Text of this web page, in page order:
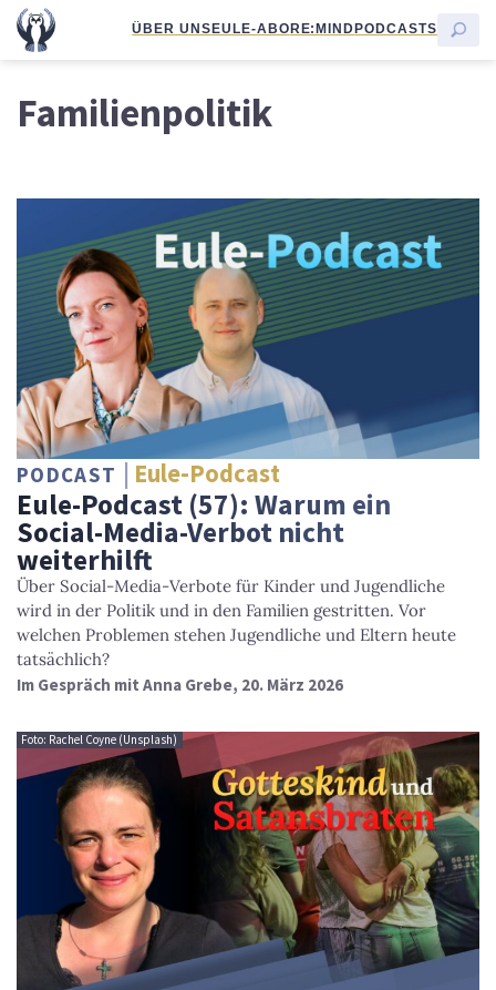
ÜBER UNSEULE-ABORE:MINDPODCASTS
Familienpolitik
PODCAST Eule-Podcast
Eule-Podcast (57): Warum ein
Social-Media-Verbot nicht
weiterhilft
Über Social-Media-Verbote für Kinder und Jugendliche
wird in der Politik und in den Familien gestritten. Vor
welchen Problemen stehen Jugendliche und Eltern heute
tatsächlich?
Im Gespräch mit Anna Grebe, 20. März 2026
Foto: Rachel Coyne (Unsplash)